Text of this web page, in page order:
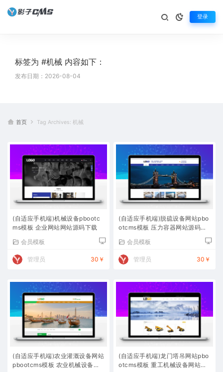
登录
标签为 #机械 内容如下：
发布日期：2026-08-04
首页 Tag Archives: 机械
(自适应手机端)机械设备pbootc
ms模板 企业网站网站源码下载
会员模板
管理员 30￥
(自适应手机端)脱硫设备网站pbo
otcms模板 压力容器网站源码下
会员模板
管理员 30￥
(自适应手机端)农业灌溉设备网站
pbootcms模板 农业机械设备网
(自适应手机端)龙门塔吊网站pbo
otcms模板 重工机械设备网站源